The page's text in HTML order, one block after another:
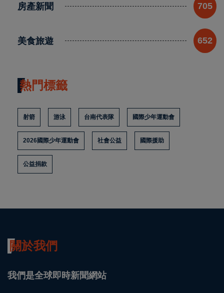
房產新聞 705
美食旅遊 652
熱門標籤
射箭 游泳 台南代表隊 國際少年運動會
2026國際少年運動會 社會公益 國際援助
公益捐款
關於我們
我們是全球即時新聞網站